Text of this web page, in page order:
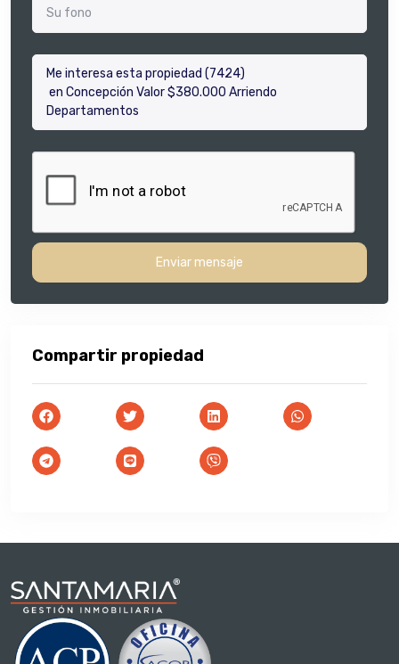
Enviar mensaje
Compartir propiedad